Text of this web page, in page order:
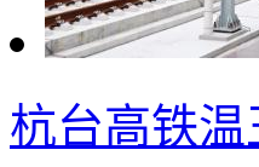
杭台高铁